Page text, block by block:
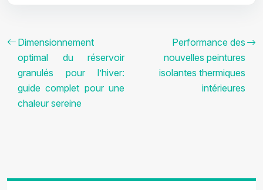
Dimensionnement
optimal du réservoir
granulés pour l’hiver:
guide complet pour une
chaleur sereine
Performance des
nouvelles peintures
isolantes thermiques
intérieures